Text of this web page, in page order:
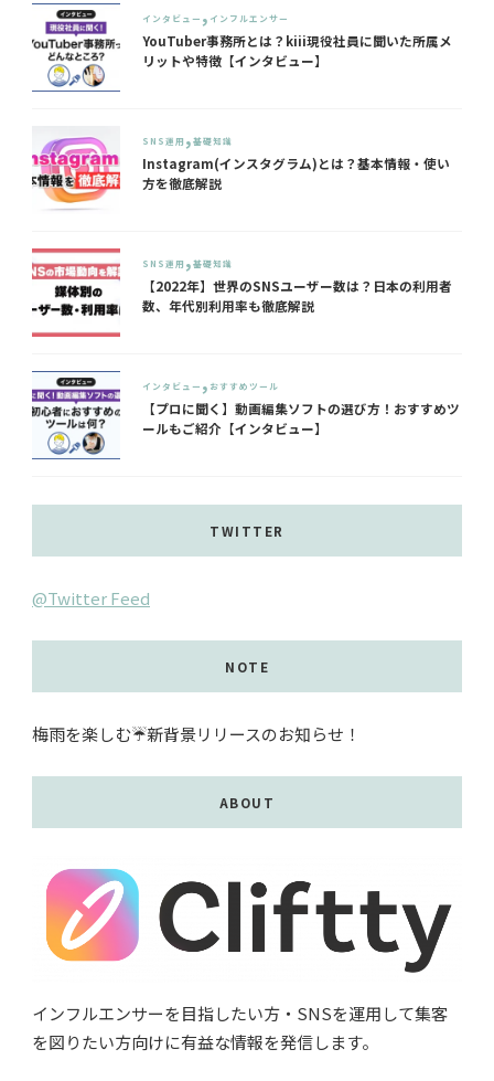
インタビュー インフルエンサー
YouTuber事務所とは？kiii現役社員に聞いた所属メ
リットや特徴【インタビュー】
SNS運用 基礎知識
Instagram(インスタグラム)とは？基本情報・使い
方を徹底解説
SNS運用 基礎知識
【2022年】世界のSNSユーザー数は？日本の利用者
数、年代別利用率も徹底解説
インタビュー おすすめツール
【プロに聞く】動画編集ソフトの選び方！おすすめツ
ールもご紹介【インタビュー】
TWITTER
@Twitter Feed
NOTE
梅雨を楽しむ☔️新背景リリースのお知らせ！
ABOUT
インフルエンサーを目指したい方・SNSを運用して集客
を図りたい方向けに有益な情報を発信します。